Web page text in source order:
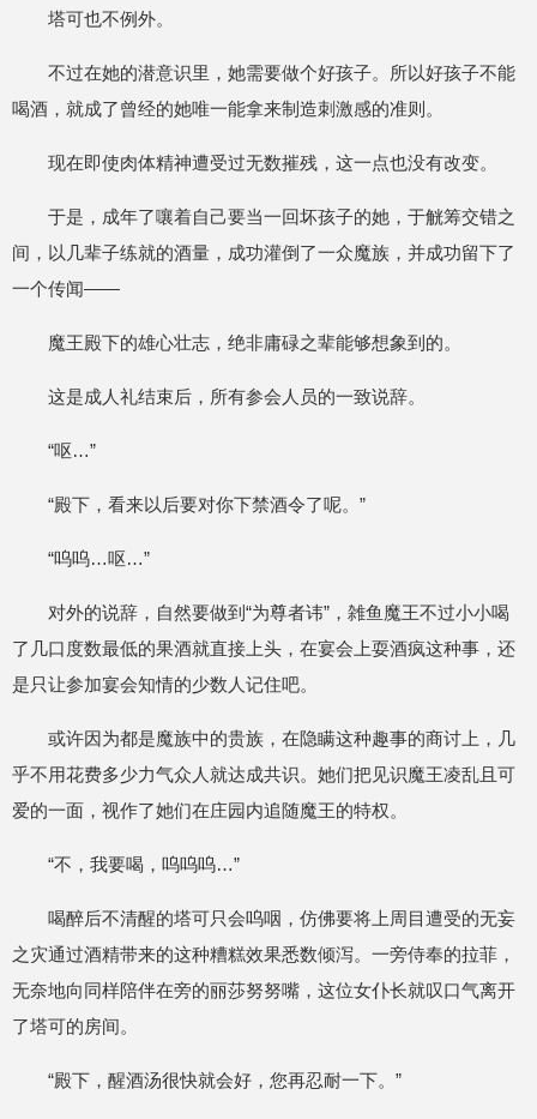
塔可也不例外。
不过在她的潜意识里，她需要做个好孩子。所以好孩子不能
喝酒，就成了曾经的她唯一能拿来制造刺激感的准则。
现在即使肉体精神遭受过无数摧残，这一点也没有改变。
于是，成年了嚷着自己要当一回坏孩子的她，于觥筹交错之
间，以几辈子练就的酒量，成功灌倒了一众魔族，并成功留下了
一个传闻——
魔王殿下的雄心壮志，绝非庸碌之辈能够想象到的。
这是成人礼结束后，所有参会人员的一致说辞。
“呕…”
“殿下，看来以后要对你下禁酒令了呢。”
“呜呜…呕…”
对外的说辞，自然要做到“为尊者讳”，雑鱼魔王不过小小喝
了几口度数最低的果酒就直接上头，在宴会上耍酒疯这种事，还
是只让参加宴会知情的少数人记住吧。
或许因为都是魔族中的贵族，在隐瞒这种趣事的商讨上，几
乎不用花费多少力气众人就达成共识。她们把见识魔王凌乱且可
爱的一面，视作了她们在庄园内追随魔王的特权。
“不，我要喝，呜呜呜…”
喝醉后不清醒的塔可只会呜咽，仿佛要将上周目遭受的无妄
之灾通过酒精带来的这种糟糕效果悉数倾泻。一旁侍奉的拉菲，
无奈地向同样陪伴在旁的丽莎努努嘴，这位女仆长就叹口气离开
了塔可的房间。
“殿下，醒酒汤很快就会好，您再忍耐一下。”